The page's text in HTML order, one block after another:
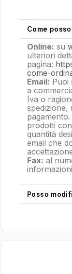
Come
Online: su
ulteriori
pagina:
come-
Email: Puoi
a
Iva o
spedizione,
pagamento.
prodotti
quantità
email che
Fax: al
Posso